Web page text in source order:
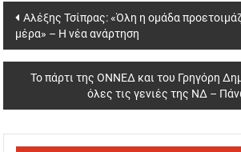
Post
navigation
Αλέξης Τσίπρας: «Όλη η ομάδα
μέρα» – Η νέα ανάρτηση
Το πάρτι της ΟΝΝΕΔ και του Γρηγόρη
όλες τις γενιές της ΝΔ –